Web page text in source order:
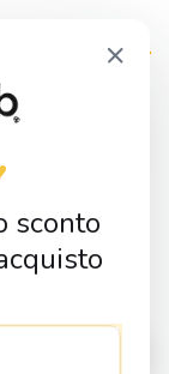
Sagoma in legno
×
sconto